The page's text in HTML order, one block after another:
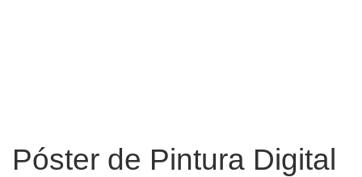
Póster de Pintura Digital